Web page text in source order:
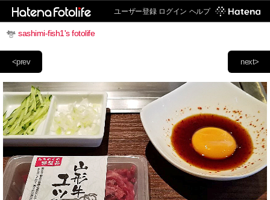
ユーザー登録 ログイン ヘルプ
sashimi-fish1's fotolife
next>
<prev